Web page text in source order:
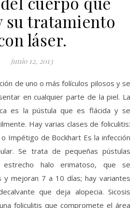
su tratamiento
láser.
junio 12, 2013
de uno o más folículos pilosos y se
en cualquier parte de la piel. La
es la pústula que es flácida y se
Hay varias clases de foliculitis:
Impétigo de Bockhart Es la infección
Se trata de pequeñas pústulas
halo erimatoso, que se
y mejoran 7 a 10 días; hay variantes
que deja alopecia. Sicosis
foliculitis que compromete el área